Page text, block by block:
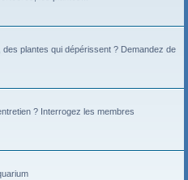
plantes qui dépérissent ? Demandez de
? Interrogez les membres